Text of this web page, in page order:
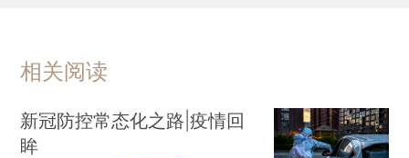
相关阅读
新冠防控常态化之路|疫情回
眸